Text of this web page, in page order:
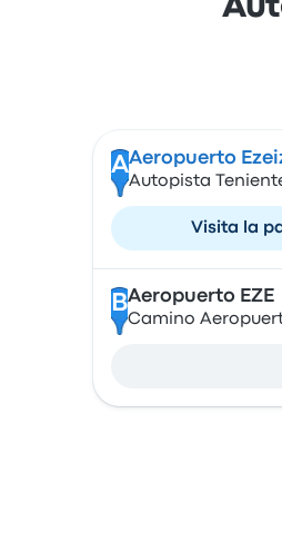
AAeropuerto
Autopista
Visita la
BAeropuerto EZE
Camino